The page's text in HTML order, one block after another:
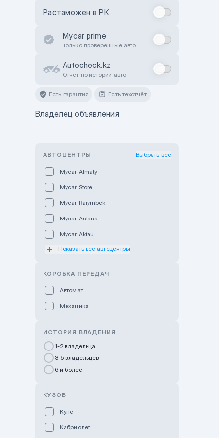
Растаможен в РК
Mycar prime
Только проверенные авто
Autocheck.kz
Отчет по истории авто
Есть гарантия Есть техотчёт
Владелец объявления
АВТОЦЕНТРЫ Выбрать все
Mycar Almaty
Mycar Store
Mycar Raiymbek
Mycar Astana
Mycar Aktau
Mycar Uralsk
GWM Nurly Zhol
Chery Astana
Показать все автоцентры
КОРОБКА ПЕРЕДАЧ
Автомат
Механика
ИСТОРИЯ ВЛАДЕНИЯ
1-2 владельца
3-5 владельцев
6 и более
КУЗОВ
Купе
Кабриолет